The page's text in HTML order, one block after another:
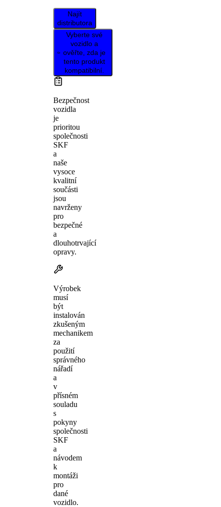
Najít
distributora
Vyberte své
vozidlo a
ověřte, zda je
tento produkt
kompatibilní.
Bezpečnost
vozidla
je
prioritou
společnosti
SKF
a
naše
vysoce
kvalitní
součásti
jsou
navrženy
pro
bezpečné
a
dlouhotrvající
opravy.
Výrobek
musí
být
instalován
zkušeným
mechanikem
za
použití
správného
nářadí
a
v
přísném
souladu
s
pokyny
společnosti
SKF
a
návodem
k
montáži
pro
dané
vozidlo.